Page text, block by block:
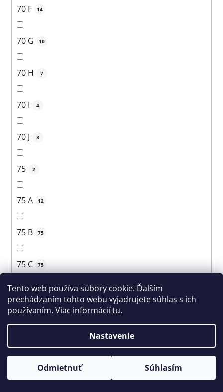
Tento web používa súbory cookie. Ďalším
prechádzaním tohto webu vyjadrujete súhlas s ich
používaním. Viac informáciítu.
Nastavenie
Odmietnuť Súhlasím
70 F 14
70 G 10
70 H 7
70 I 4
70 J 3
75 2
75 A 12
75 B 75
75 C 75
75 D 69
75 E